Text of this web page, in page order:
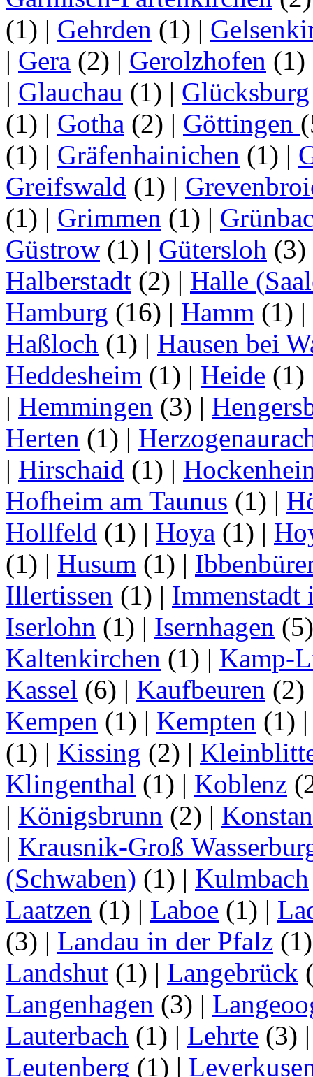
(1) | Gehrden (1) |
| Gera (2) | Gerolzhofen (1)
| Glauchau (1) | Glücksburg
(1) | Gotha (2) | Göttingen
(1) | Gräfenhainichen (1) |
Greifswald (1) |
(1) | Grimmen (1) |
Güstrow (1) | Gütersloh (3)
Halberstadt (2) | Halle
Hamburg (16) | Hamm (1) |
Haßloch (1) | Hausen bei
Heddesheim (1) | Heide (1)
| Hemmingen (3) |
Herten (1) |
| Hirschaid (1) |
Hofheim am Taunus (1) |
Hollfeld (1) | Hoya (1) |
(1) | Husum (1) |
Illertissen (1) | Immenstadt
Iserlohn (1) | Isernhagen
Kaltenkirchen (1) | Kamp-
Kassel (6) | Kaufbeuren (2)
Kempen (1) | Kempten (1)
(1) | Kissing (2) |
Klingenthal (1) | Koblenz
| Königsbrunn (2) |
| Krausnik-Groß
(Schwaben) (1) | Kulmbach
Laatzen (1) | Laboe (1) |
(3) | Landau in der Pfalz
Landshut (1) | Langebrück
Langenhagen (3) |
Lauterbach (1) | Lehrte (3)
Leutenberg (1) |